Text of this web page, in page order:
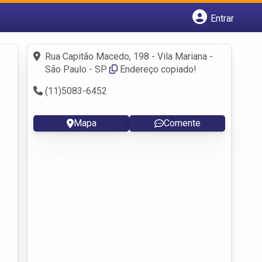
Entrar
Fazer login
Criar conta
Rua Capitão Macedo, 198 - Vila Mariana -
São Paulo - SP
Endereço copiado!
(11)5083-6452
Mapa Comente